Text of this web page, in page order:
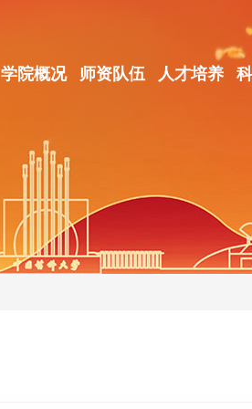
学院概况 师资队伍 人才培养